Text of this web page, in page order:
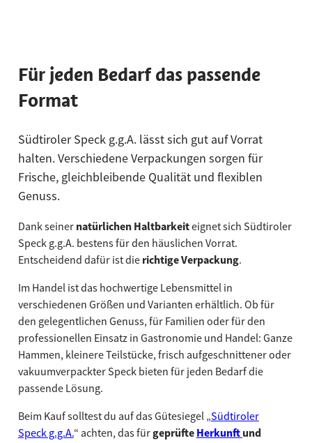
Für jeden Bedarf das passende
Format
Südtiroler Speck g.g.A. lässt sich gut auf Vorrat
halten. Verschiedene Verpackungen sorgen für
Frische, gleichbleibende Qualität und flexiblen
Genuss.
Dank seiner natürlichen Haltbarkeiteignet sich Südtiroler
Speck g.g.A. bestens für den häuslichen Vorrat.
Entscheidend dafür ist die richtige Verpackung.
Im Handel ist das hochwertige Lebensmittel in
verschiedenen Größen und Varianten erhältlich. Ob für
den gelegentlichen Genuss, für Familien oder für den
professionellen Einsatz in Gastronomie und Handel: Ganze
Hammen, kleinere Teilstücke, frisch aufgeschnittener oder
vakuumverpackter Speck bieten für jeden Bedarf die
passende Lösung.
Beim Kauf solltest du auf das Gütesiegel „Südtiroler
Speck g.g.A.“ achten, das fürgeprüfte Herkunft und